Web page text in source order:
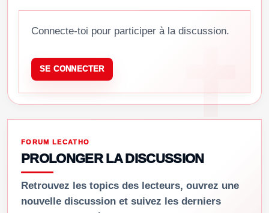
Connecte-toi pour participer à la discussion.
SE CONNECTER
FORUM LECATHO
PROLONGER LA DISCUSSION
Retrouvez les topics des lecteurs, ouvrez une
nouvelle discussion et suivez les derniers